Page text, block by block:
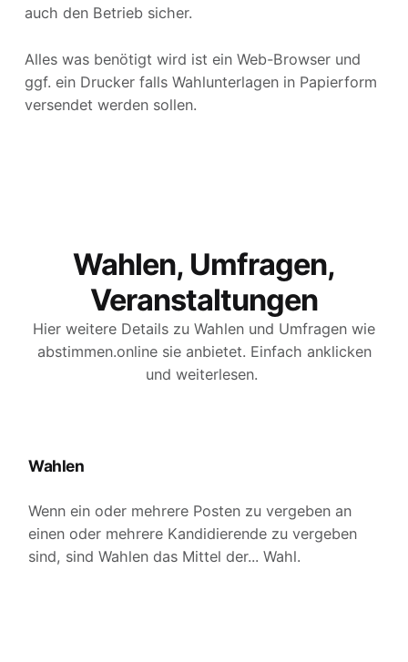
auch den Betrieb sicher.
Alles was benötigt wird ist ein Web-Browser und
ggf. ein Drucker falls Wahlunterlagen in Papierform
versendet werden sollen.
Wahlen, Umfragen,
Veranstaltungen
Hier weitere Details zu Wahlen und Umfragen wie
abstimmen.online sie anbietet. Einfach anklicken
und weiterlesen.
Wahlen
Wenn ein oder mehrere Posten zu vergeben an
einen oder mehrere Kandidierende zu vergeben
sind, sind Wahlen das Mittel der... Wahl.